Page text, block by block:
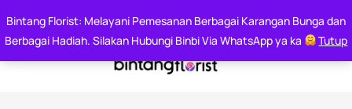
Bintang Florist: Melayani Pemesanan Berbagai Karangan Bunga dan
Berbagai Hadiah. Silakan Hubungi Binbi Via WhatsApp ya ka
Tutup
Whatsapp : 0812 6000 7144